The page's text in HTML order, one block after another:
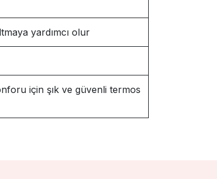
yardımcı olur
için şık ve güvenli termos